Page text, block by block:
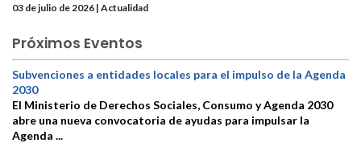
03 de julio de 2026 | Actualidad
Próximos Eventos
Subvenciones a entidades locales para el impulso de la Agenda
2030
El Ministerio de Derechos Sociales, Consumo y Agenda 2030
abre una nueva convocatoria de ayudas para impulsar la
Agenda ...